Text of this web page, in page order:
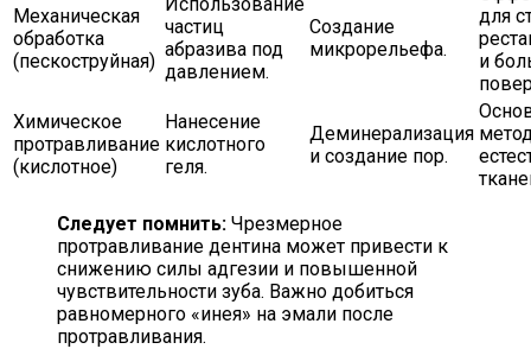
Механическая
обработка
(пескоструйная)
частиц
абразива под
давлением.
Создание
микрорельефа.
для
и
Химическое
протравливание
(кислотное)
Нанесение
кислотного
геля.
Деминерализация
и создание пор.
Следует помнить: Чрезмерное
протравливание дентина может привести к
снижению силы адгезии и повышенной
чувствительности зуба. Важно добиться
равномерного «инея» на эмали после
протравливания.